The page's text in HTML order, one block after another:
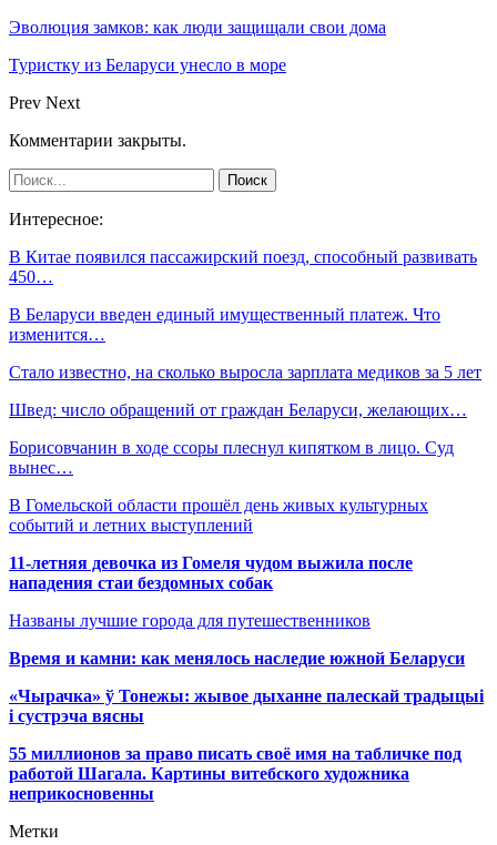
Эволюция замков: как люди защищали свои дома
Туристку из Беларуси унесло в море
Prev Next
Комментарии закрыты.
Интересное:
В Китае появился пассажирский поезд, способный развивать
450…
В Беларуси введен единый имущественный платеж. Что
изменится…
Стало известно, на сколько выросла зарплата медиков за 5 лет
Швед: число обращений от граждан Беларуси, желающих…
Борисовчанин в ходе ссоры плеснул кипятком в лицо. Суд
вынес…
В Гомельской области прошёл день живых культурных
событий и летних выступлений
11-летняя девочка из Гомеля чудом выжила после
нападения стаи бездомных собак
Названы лучшие города для путешественников
Время и камни: как менялось наследие южной Беларуси
«Чырачка» ў Тонежы: жывое дыханне палескай традыцыі
і сустрэча вясны
55 миллионов за право писать своё имя на табличке под
работой Шагала. Картины витебского художника
неприкосновенны
Метки